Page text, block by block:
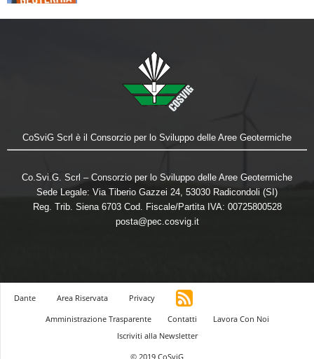
CoSviG Scrl è il Consorzio per lo Sviluppo delle Aree Geotermiche
Co.Svi.G. Scrl – Consorzio per lo Sviluppo delle Aree Geotermiche
Sede Legale: Via Tiberio Gazzei 24, 53030 Radicondoli (SI)
Reg. Trib. Siena 6703 Cod. Fiscale/Partita IVA: 00725800528
posta@pec.cosvig.it
Dante Area Riservata
Privacy
Amministrazione Trasparente
Contatti
Lavora Con Noi
Iscriviti alla Newsletter
© 2019 CoSviG